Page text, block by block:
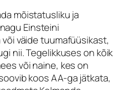
mõistatusliku ja
Einsteini
väide tuumafüüsikast,
nii. Tegelikkuses on kõik
või naine, kes on
koos AA-ga jätkata,